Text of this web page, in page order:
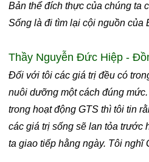
Bản thể đích thực của chúng ta
Sống là đi tìm lại cội nguồn của
Thầy Nguyễn Đức Hiệp -
Đối với tôi các giá trị đều có
nuôi dưỡng một cách đúng
trong hoạt động GTS thì tôi tin
các giá trị sống sẽ lan tỏa trước
ta giao tiếp hằng ngày. Tôi nghĩ